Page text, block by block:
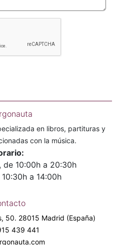
en libros, partituras y
con la música.
de 10:00h a 20:30h
a 14:00h
50. 28015 Madrid (España)
439 441